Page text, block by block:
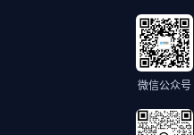
微信公众号